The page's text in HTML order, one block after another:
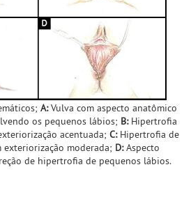
A:Vulva com aspecto anatômico
os pequenos lábios; B:Hipertrofia
acentuada; C:Hipertrofia de
moderada; D:Aspecto
de hipertrofia de pequenos lábios.